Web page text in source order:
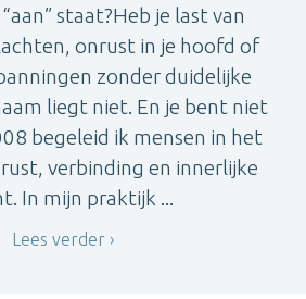
staat?Heb je last van
onrust in je hoofd of
zonder duidelijke
liegt niet. En je bent niet
begeleid ik mensen in het
verbinding en innerlijke
In mijn praktijk ...
Lees verder